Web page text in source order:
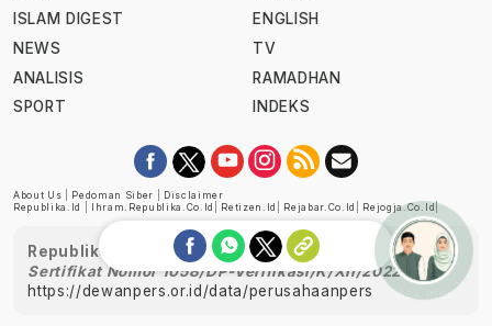
ISLAM DIGEST
NEWS
ANALISIS
SPORT
ENGLISH
TV
RAMADHAN
INDEKS
About Us Pedoman Siber
Disclaimer
Republika.id
Ihram.republika.co.id Retizen.id Rejabar.co.id Rejogja.co.id
Republika telah diverifikasi oleh Dewan Pers
Sertifikat Nomor 1058/DP-Verifikasi/K/XII/2022
https://dewanpers.or.id/data/perusahaanpers
Ask me!